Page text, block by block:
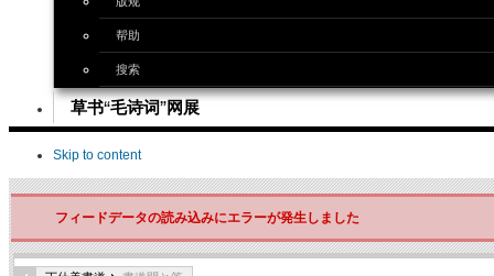
帮助
搜索
草书“毛诗词”网展
Skip to content
フィードデータの読み込みにエラーが発生しました